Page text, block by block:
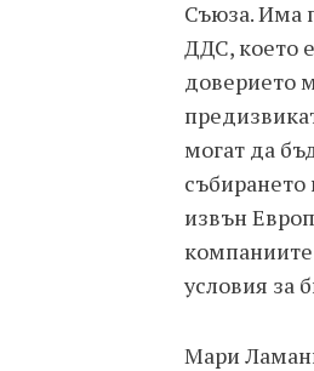
Съюза. Има
ДДС, което
доверието
могат да
събирането
извън
условия за
Мари